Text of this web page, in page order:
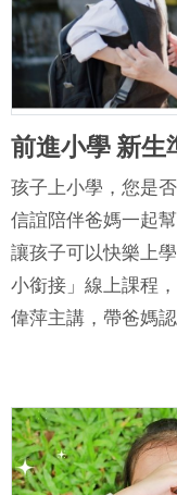
前進小學 新生
孩子上小學，您是
信誼陪伴爸媽一起
讓孩子可以快樂上
小銜接」線上課程
偉萍主講，帶爸媽認